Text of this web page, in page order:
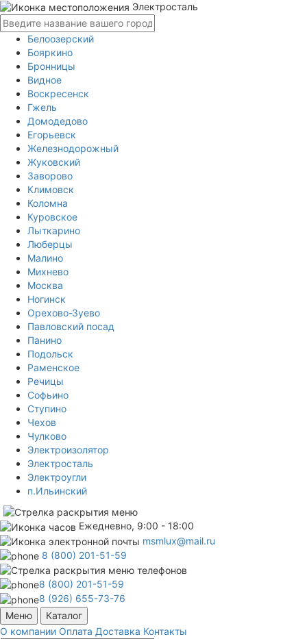
Электросталь
Белоозерский
Бояркино
Бронницы
Видное
Воскресенск
Гжель
Домодедово
Егорьевск
Железнодорожный
Жуковский
Заворово
Климовск
Коломна
Куровское
Лыткарино
Люберцы
Малино
Михнево
Москва
Ногинск
Орехово-Зуево
Павловский посад
Панино
Подольск
Раменское
Речицы
Софьино
Ступино
Чехов
Чулково
Электроизолятор
Электросталь
Электроугли
п.Ильинский
Ежедневно, 9:00 - 18:00
msmlux@mail.ru
8 (800) 201-51-59
8 (800) 201-51-59
8 (926) 655-73-76
Меню
Каталог
О компании Оплата Доставка Контакты